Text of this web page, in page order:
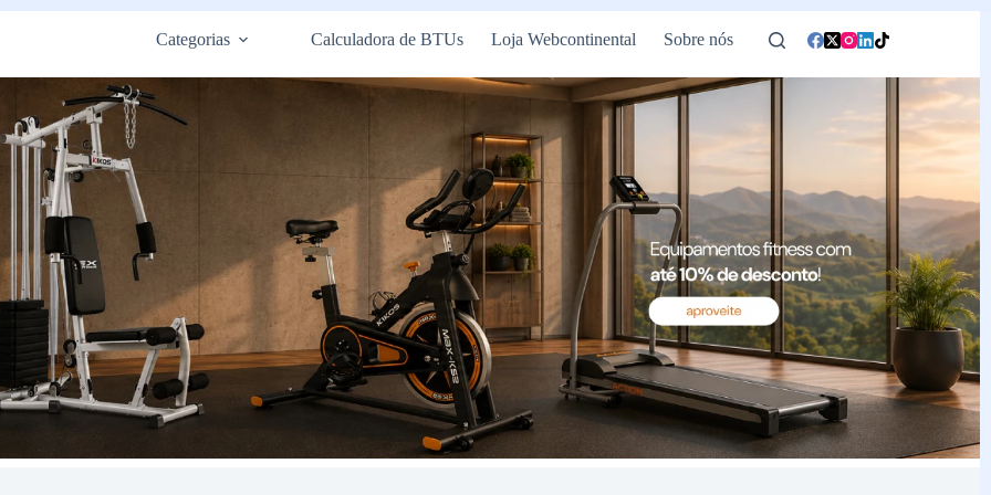
Categorias Calculadora de BTUs Loja Webcontinental Sobre nós